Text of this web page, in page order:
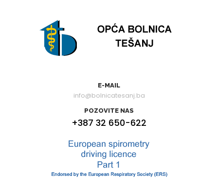
E-MAIL
info@bolnicatesanj.ba
POZOVITE NAS
+387 32 650-622